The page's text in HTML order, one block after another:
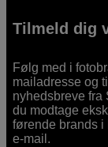
Tilmeld dig
Følg med i
mailadresse og
nyhedsbreve fra
du modtage
førende brands i
e-mail.